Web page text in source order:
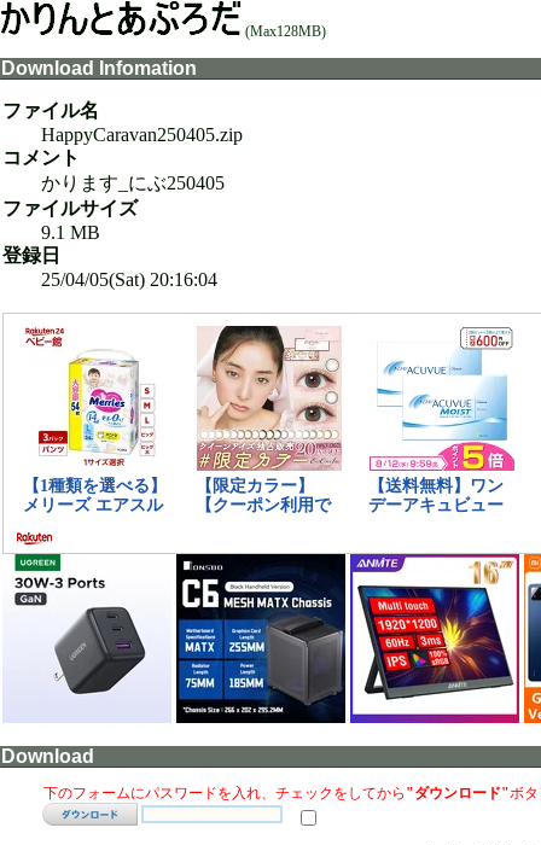
(Max128MB)
Download Infomation
ファイル名
HappyCaravan250405.zip
コメント
かります_にぶ250405
ファイルサイズ
9.1 MB
登録日
25/04/05(Sat) 20:16:04
Download
下のフォームにパスワードを入れ、チェックをしてから "ダウンロード"ボ